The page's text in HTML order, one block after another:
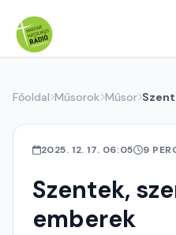
Főoldal Műsorok Műsor
2025. 12. 17. 06:05 9
Szentek,
emberek